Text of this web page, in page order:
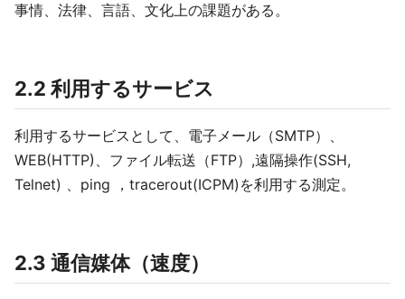
事情、法律、言語、文化上の課題がある。
2.2 利用するサービス
利用するサービスとして、電子メール（SMTP）、
WEB(HTTP)、ファイル転送（FTP）,遠隔操作(SSH,
Telnet) 、ping ，tracerout(ICPM)を利用する測定。
2.3 通信媒体（速度）